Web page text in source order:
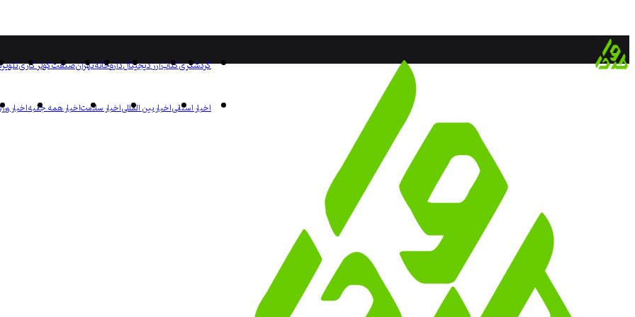
گردشگریکتابارز دیجیتالداروخانهتهرانصنعتکولر گازی
اخبار استانیاخبار بین المللیاخبار سلامتاخبار همه جانبهاخبار